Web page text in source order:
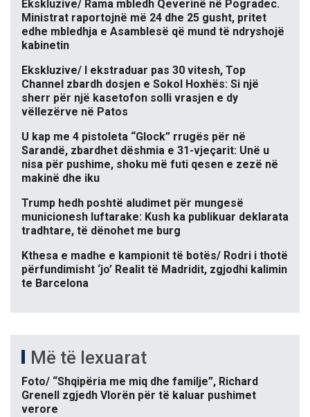
Ekskluzive/ Rama mbledh Qeverinë në Pogradec.
Ministrat raportojnë më 24 dhe 25 gusht, pritet
edhe mbledhja e Asamblesë që mund të ndryshojë
kabinetin
Ekskluzive/ I ekstraduar pas 30 vitesh, Top
Channel zbardh dosjen e Sokol Hoxhës: Si një
sherr për një kasetofon solli vrasjen e dy
vëllezërve në Patos
U kap me 4 pistoleta “Glock” rrugës për në
Sarandë, zbardhet dëshmia e 31-vjeçarit: Unë u
nisa për pushime, shoku më futi qesen e zezë në
makinë dhe iku
Trump hedh poshtë aludimet për mungesë
municionesh luftarake: Kush ka publikuar deklarata
tradhtare, të dënohet me burg
Kthesa e madhe e kampionit të botës/ Rodri i thotë
përfundimisht ‘jo’ Realit të Madridit, zgjodhi kalimin
te Barcelona
Më të lexuarat
Foto/ “Shqipëria me miq dhe familje”, Richard
Grenell zgjedh Vlorën për të kaluar pushimet
verore